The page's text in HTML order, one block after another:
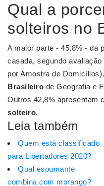
Qual a
solteiros no
A maior parte - 45,8% - da
casada, segundo
por Amostra de
Brasileiro de Geografia e
Outros 42,8% apresentam
solteiro.
Leia também
Quem está classificado
para Libertadores 2020?
Qual espumante
combina com morango?